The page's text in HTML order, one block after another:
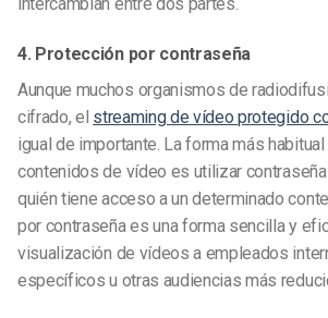
4. Protección por contraseña
Aunque muchos organismos de
cifrado, el streaming de vídeo protegido
igual de importante. La forma más
contenidos de vídeo es utilizar
quién tiene acceso a un determinado
por contraseña es una forma sencilla y
visualización de vídeos a empleados
específicos u otras audiencias más